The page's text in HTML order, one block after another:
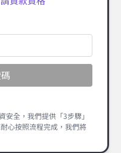
全，我們提供「3步驟」
心按照流程完成，我們將